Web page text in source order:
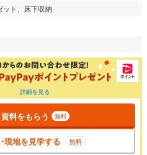
ット、床下収納
詳細を見る
資料をもらう 無料
現地を見学する 無料